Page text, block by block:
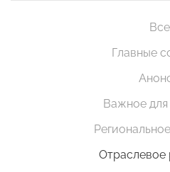
Все
Главные
Важное для
Отраслевое